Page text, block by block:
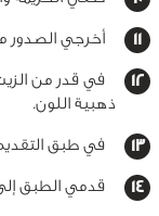
أخرجي الصدور
في قدر من
ذهبية اللون.
في طبق
قدمي الطبق